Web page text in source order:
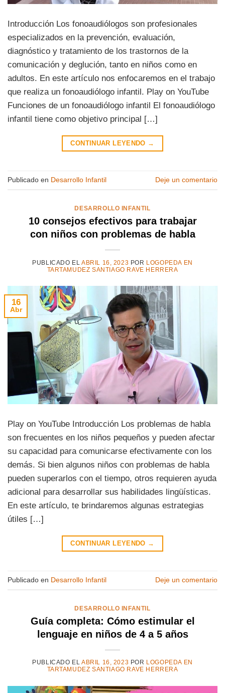
Introducción Los fonoaudiólogos son profesionales
especializados en la prevención, evaluación,
diagnóstico y tratamiento de los trastornos de la
comunicación y deglución, tanto en niños como en
adultos. En este artículo nos enfocaremos en el trabajo
que realiza un fonoaudiólogo infantil. Play on YouTube
Funciones de un fonoaudiólogo infantil El fonoaudiólogo
infantil tiene como objetivo principal […]
CONTINUAR LEYENDO →
Publicado en Desarrollo Infantil Deje un comentario
DESARROLLO INFANTIL
10 consejos efectivos para trabajar
con niños con problemas de habla
PUBLICADO EL ABRIL 16, 2023 POR LOGOPEDA EN
TARTAMUDEZ SANTIAGO RAVE HERRERA
16
Abr
Play on YouTube Introducción Los problemas de habla
son frecuentes en los niños pequeños y pueden afectar
su capacidad para comunicarse efectivamente con los
demás. Si bien algunos niños con problemas de habla
pueden superarlos con el tiempo, otros requieren ayuda
adicional para desarrollar sus habilidades lingüísticas.
En este artículo, te brindaremos algunas estrategias
útiles […]
CONTINUAR LEYENDO →
Publicado en Desarrollo Infantil Deje un comentario
DESARROLLO INFANTIL
Guía completa: Cómo estimular el
lenguaje en niños de 4 a 5 años
PUBLICADO EL ABRIL 16, 2023 POR LOGOPEDA EN
TARTAMUDEZ SANTIAGO RAVE HERRERA